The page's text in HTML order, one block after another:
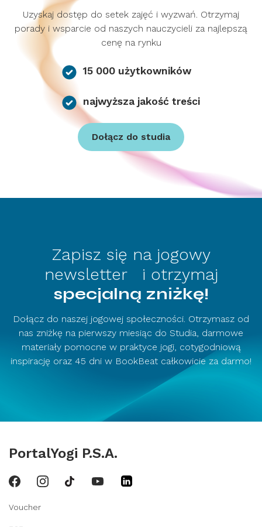
Uzyskaj dostęp do setek zajęć i wyzwań. Otrzymaj
porady i wsparcie od naszych nauczycieli za najlepszą
cenę na rynku
15 000 użytkowników
najwyższa jakość treści
Dołącz do studia
Zapisz się na jogowy
newsletter i otrzymaj
specjalną zniżkę!
Dołącz do naszej jogowej społeczności. Otrzymasz od
nas zniżkę na pierwszy miesiąc do Studia, darmowe
materiały pomocne w praktyce jogi, cotygodniową
inspirację oraz 45 dni w BookBeat całkowicie za darmo!
PortalYogi P.S.A.
Voucher